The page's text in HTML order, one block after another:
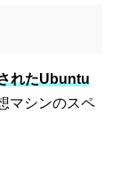
れたUbuntu
マシンのスペ